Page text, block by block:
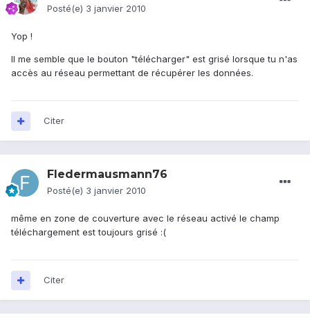
Posté(e) 3 janvier 2010
Yop !
Il me semble que le bouton "télécharger" est grisé lorsque tu n'as
accès au réseau permettant de récupérer les données.
Citer
Fledermausmann76
Posté(e) 3 janvier 2010
même en zone de couverture avec le réseau activé le champ
téléchargement est toujours grisé :(
Citer